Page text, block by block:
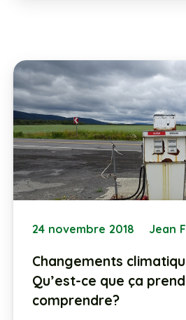
24 novembre 2018 Jean
Changements
Qu’est-ce que ça
comprendre?